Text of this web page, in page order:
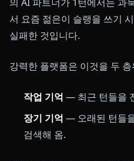
서 요즘 젊은이 슬랭을 쓰기
실패한 것입니다.
강력한 플랫폼은 이것을 두
작업 기억 — 최근 턴들을
장기 기억 — 오래된 턴들
검색해 옴.